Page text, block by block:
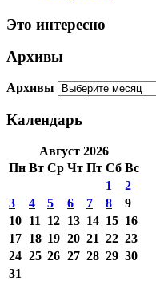
Это интересно
Архивы
Архивы
Календарь
Август 2026
Пн Вт Ср Чт Пт Сб Вс
1
2
3
4 5 6 7 8
9
10 11 12 13 14 15 16
17 18 19 20 21 22 23
24 25 26 27 28 29 30
31